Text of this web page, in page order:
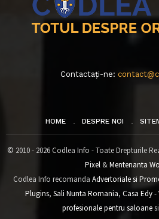
Contactați-ne:
HOME DESPRE NOI
© 2010 - 2026 Codlea Info - Toate Drepturile
Pixel&Mentenanta
Codlea Info recomanda Advertoriale si
Plugins, Sali Nunta Romania, Casa Edy -
profesionale pentru saloanesi